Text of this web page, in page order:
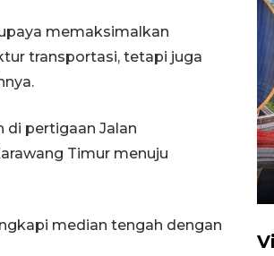
memaksimalkan
transportasi, tetapi juga
di pertigaan Jalan
Timur menuju
median tengah dengan
sebidang di
Bogor